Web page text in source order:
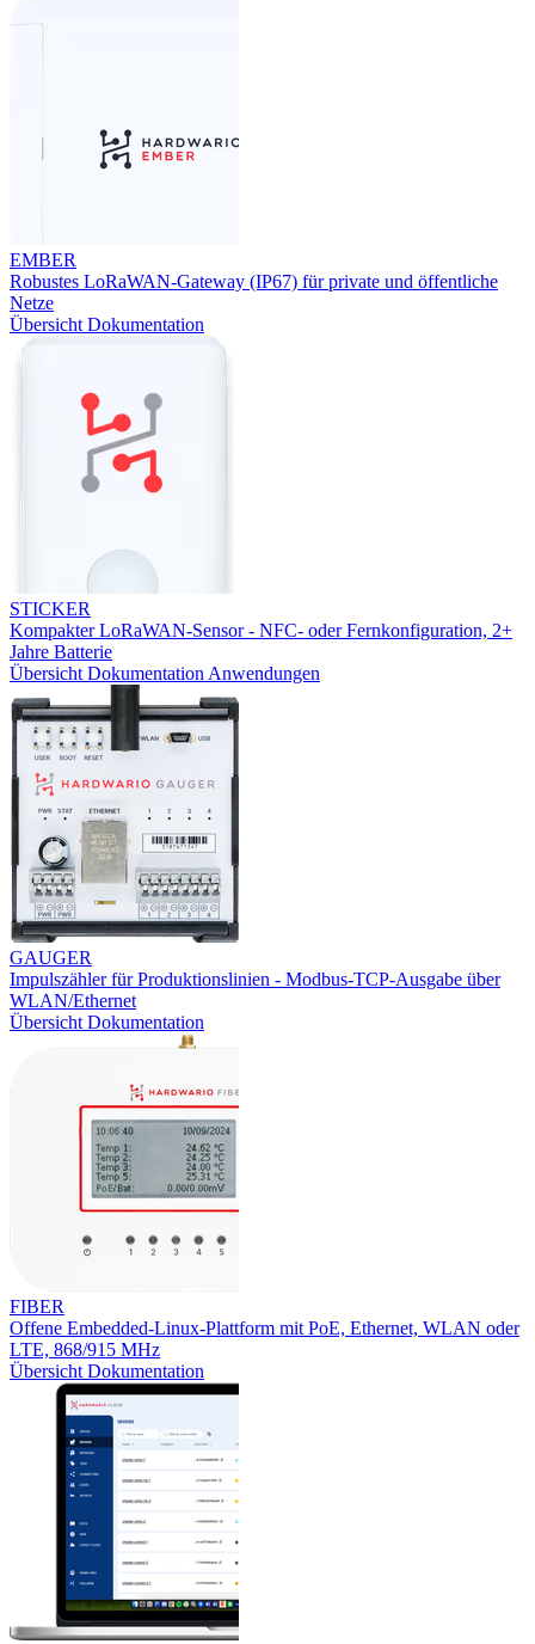
EMBER
Robustes LoRaWAN-Gateway (IP67) für private und öffentliche
Netze
Übersicht Dokumentation
STICKER
Kompakter LoRaWAN-Sensor - NFC- oder Fernkonfiguration, 2+
Jahre Batterie
Übersicht Dokumentation Anwendungen
GAUGER
Impulszähler für Produktionslinien - Modbus-TCP-Ausgabe über
WLAN/Ethernet
Übersicht Dokumentation
FIBER
Offene Embedded-Linux-Plattform mit PoE, Ethernet, WLAN oder
LTE, 868/915 MHz
Übersicht Dokumentation